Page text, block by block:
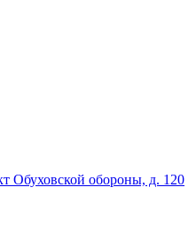
Обуховской обороны, д. 120